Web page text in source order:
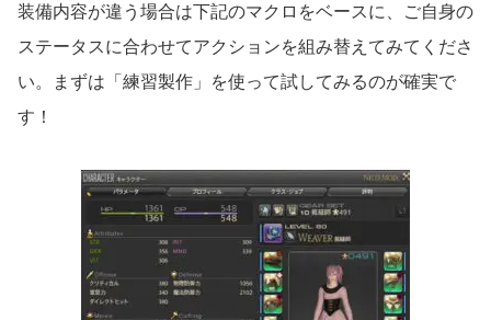
装備内容が違う場合は下記のマクロをベースに、ご自身の
ステータスに合わせてアクションを組み替えてみてくださ
い。まずは「練習製作」を使って試してみるのが確実で
す！